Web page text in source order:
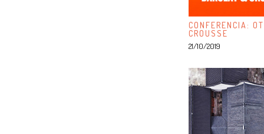
CONFERENCIA:
CROUSSE
21/10/2019